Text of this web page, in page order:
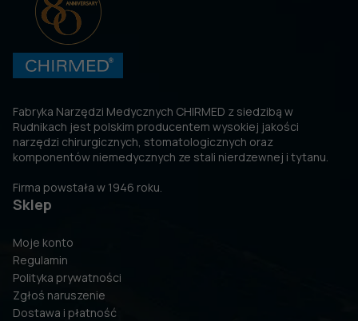
Fabryka Narzędzi Medycznych CHIRMED z siedzibą w
Rudnikach jest polskim producentem wysokiej jakości
narzędzi chirurgicznych, stomatologicznych oraz
komponentów niemedycznych ze stali nierdzewnej i tytanu.
Firma powstała w 1946 roku.
Sklep
Moje konto
Regulamin
Polityka prywatności
Zgłoś naruszenie
Dostawa i płatność